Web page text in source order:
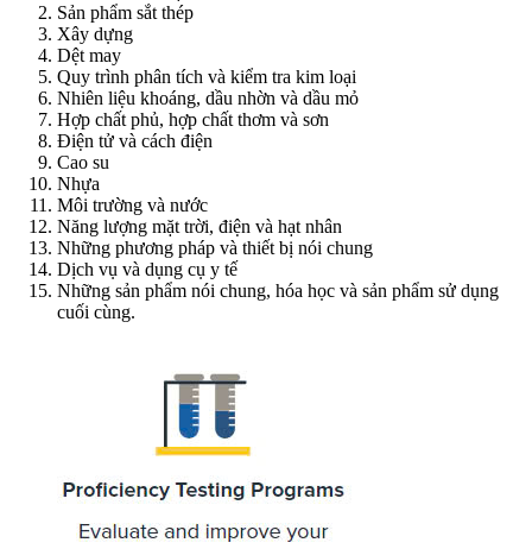
Sản phẩm sắt thép
Xây dựng
Dệt may
Quy trình phân tích và kiểm tra kim loại
Nhiên liệu khoáng, dầu nhờn và dầu mỏ
Hợp chất phủ, hợp chất thơm và sơn
Điện tử và cách điện
Cao su
Nhựa
Môi trường và nước
Năng lượng mặt trời, điện và hạt nhân
Những phương pháp và thiết bị nói chung
Dịch vụ và dụng cụ y tế
Những sản phẩm nói chung, hóa học và sản phẩm sử dụng
cuối cùng.